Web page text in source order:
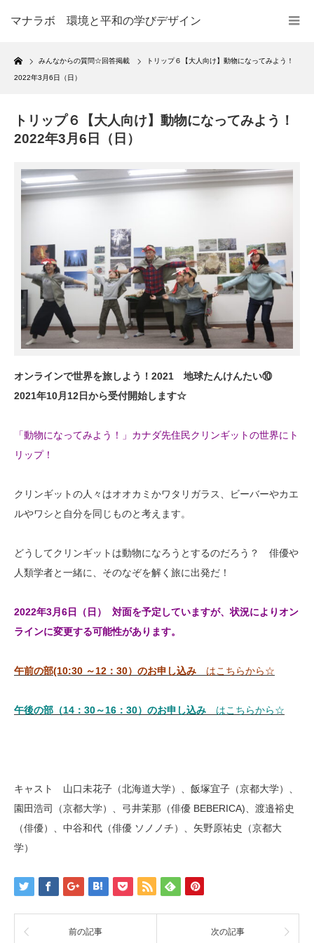
マナラボ 環境と平和の学びデザイン
Home
みんなからの質問☆回答掲載 トリップ６【大人向け】動物になってみよう！
2022年3月6日（日）
トリップ６【大人向け】動物になってみよう！
2022年3月6日（日）
オンラインで世界を旅しよう！2021 地球たんけんたい⑩
2021年10月12日から受付開始します☆
「動物になってみよう！」カナダ先住民クリンギットの世界にト
リップ！
クリンギットの人々はオオカミかワタリガラス、ビーバーやカエ
ルやワシと自分を同じものと考えます。
どうしてクリンギットは動物になろうとするのだろう？ 俳優や
人類学者と一緒に、そのなぞを解く旅に出発だ！
2022年3月6日（日） 対面を予定していますが、状況によりオン
ラインに変更する可能性があります。
午前の部(10:30 ～12：30）のお申し込み はこちらから☆
午後の部（14：30～16：30）のお申し込み はこちらから☆
キャスト 山口未花子（北海道大学）、飯塚宜子（京都大学）、
園田浩司（京都大学）、弓井茉那（俳優 BEBERICA)、渡邉裕史
（俳優）、中谷和代（俳優 ソノノチ）、矢野原祐史（京都大
学）
前の記事 次の記事